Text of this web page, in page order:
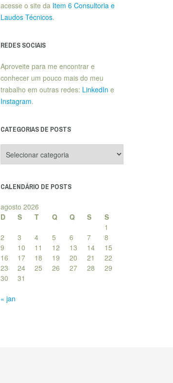
acesse o site da Item 6 Consultoria e
Laudos Técnicos.
REDES SOCIAIS
Aproveite para me encontrar e
conhecer um pouco mais do meu
trabalho em outras redes: LinkedIn e
Instagram.
CATEGORIAS DE POSTS
de
CALENDÁRIO DE POSTS
agosto 2026
D
S T Q Q S
S
1
2
3 4 5 6 7
8
9
10 11 12 13 14
15
16
17 18 19 20 21
22
23
24 25 26 27 28
29
30
31
« jan